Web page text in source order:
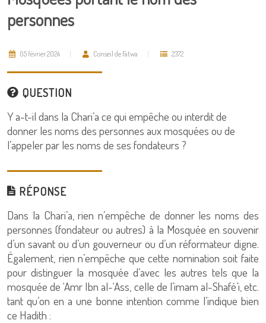
personnes
05 février 2024 Conseil de Fatwa 2372
QUESTION
Y a-t-il dans la Chari’a ce qui empêche ou interdit de
donner les noms des personnes aux mosquées ou de
l’appeler par les noms de ses fondateurs ?
RÉPONSE
Dans la Chari’a, rien n’empêche de donner les noms des
personnes (fondateur ou autres) à la Mosquée en souvenir
d’un savant ou d’un gouverneur ou d’un réformateur digne.
Également, rien n’empêche que cette nomination soit faite
pour distinguer la mosquée d’avec les autres tels que la
mosquée de ‘Amr Ibn al-‘Ass, celle de l’imam al-Shafé’i, etc.
tant qu’on en a une bonne intention comme l’indique bien
ce Hadith :